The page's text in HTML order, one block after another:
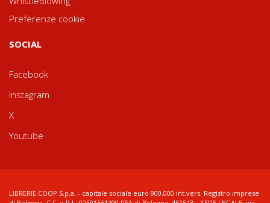
Preferenze cookie
SOCIAL
Facebook
Instagram
X
Youtube
LIBRERIE.COOP S.p.a. - capitale sociale euro 900.000 int.vers. Registro imprese